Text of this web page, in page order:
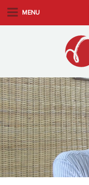
m
a
i
n
c
o
n
t
e
MENU